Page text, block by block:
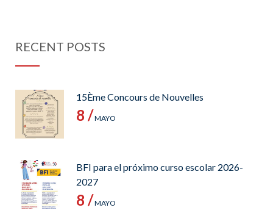
RECENT POSTS
15Ème Concours de Nouvelles
8 /MAYO
BFI para el próximo curso escolar 2026-
2027
8 /MAYO